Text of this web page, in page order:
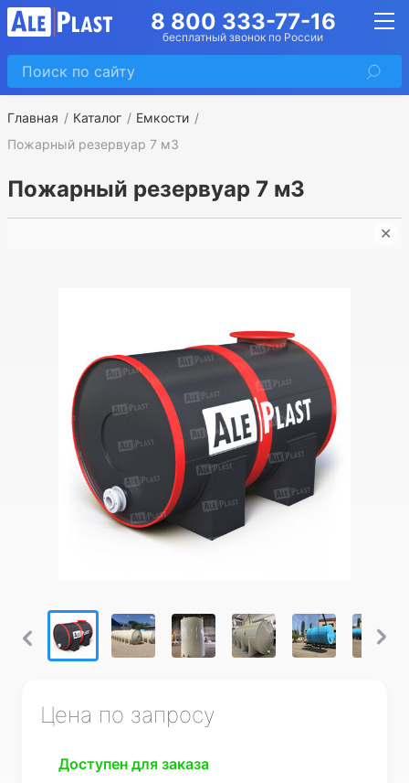
8 800 333-77-16
бесплатный звонок по России
Главная Каталог
Емкости
Пожарный резервуар 7 м3
Пожарный резервуар 7 м3
✕
Цена по запросу
Доступен для заказа